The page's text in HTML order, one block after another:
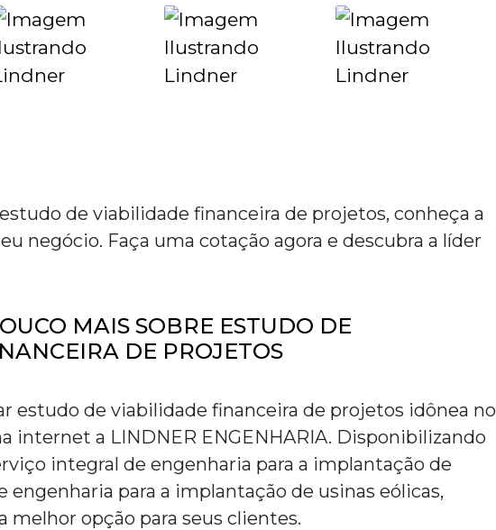
estudo de viabilidade financeira de projetos, conheça a
negócio. Faça uma cotação agora e descubra a líder
MAIS SOBRE ESTUDO DE
DE PROJETOS
estudo de viabilidade financeira de projetos idônea no
internet a LINDNER ENGENHARIA. Disponibilizando
integral de engenharia para a implantação de
engenharia para a implantação de usinas eólicas,
melhor opção para seus clientes.